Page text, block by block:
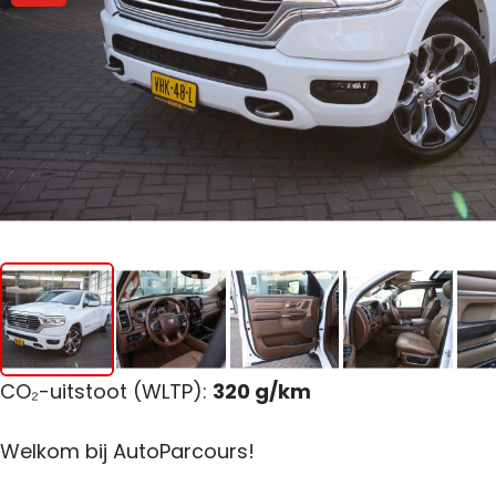
CO₂-uitstoot (WLTP): 320 g/km
Welkom bij AutoParcours!